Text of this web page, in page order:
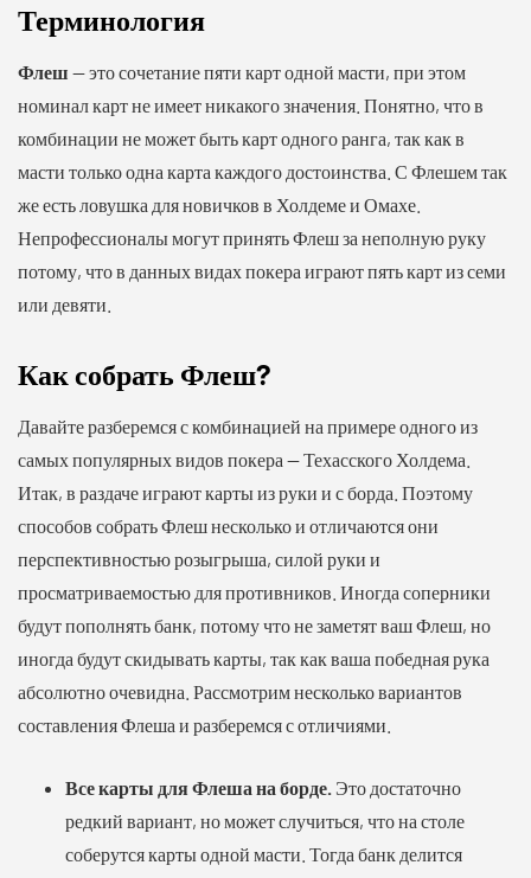
Терминология
Флеш — это сочетание пяти карт одной масти, при этом
номинал карт не имеет никакого значения. Понятно, что в
комбинации не может быть карт одного ранга, так как в
масти только одна карта каждого достоинства. С Флешем так
же есть ловушка для новичков в Холдеме и Омахе.
Непрофессионалы могут принять Флеш за неполную руку
потому, что в данных видах покера играют пять карт из семи
или девяти.
Как собрать Флеш?
Давайте разберемся с комбинацией на примере одного из
самых популярных видов покера — Техасского Холдема.
Итак, в раздаче играют карты из руки и с борда. Поэтому
способов собрать Флеш несколько и отличаются они
перспективностью розыгрыша, силой руки и
просматриваемостью для противников. Иногда соперники
будут пополнять банк, потому что не заметят ваш Флеш, но
иногда будут скидывать карты, так как ваша победная рука
абсолютно очевидна. Рассмотрим несколько вариантов
составления Флеша и разберемся с отличиями.
Все карты для Флеша на борде. Это достаточно
редкий вариант, но может случиться, что на столе
соберутся карты одной масти. Тогда банк делится